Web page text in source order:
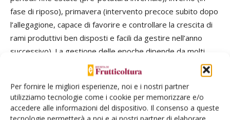
Per fornire le migliori esperienze, noi e i nostri partner
utilizziamo tecnologie come i cookie per memorizzare e/o
accedere alle informazioni del dispositivo. Il consenso a queste
fase di riposo), primavera (intervento precoce subito dopo
l’allegagione, capace di favorire e controllare la crescita di
rami produttivi ben disposti e facili da gestire nell’anno
successivo). La gestione delle epoche dipende da molti
fattori ambientali e fisiologici (vigore, produttività, ecc.), ma
si potrebbe recuperare una frase di Manaresi per spiegarla
in modo semplice: “tanto più ci si avvicina al centro
dell’estate e tanto più l’effetto della potatura sul vigore si
riduce”. Ovviamente è vero anche il contrario: potando in